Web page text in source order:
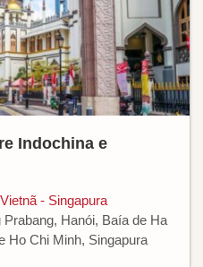
Indochina e
- Singapura
Hanói, Baía de Ha
Ho Chi Minh, Singapura